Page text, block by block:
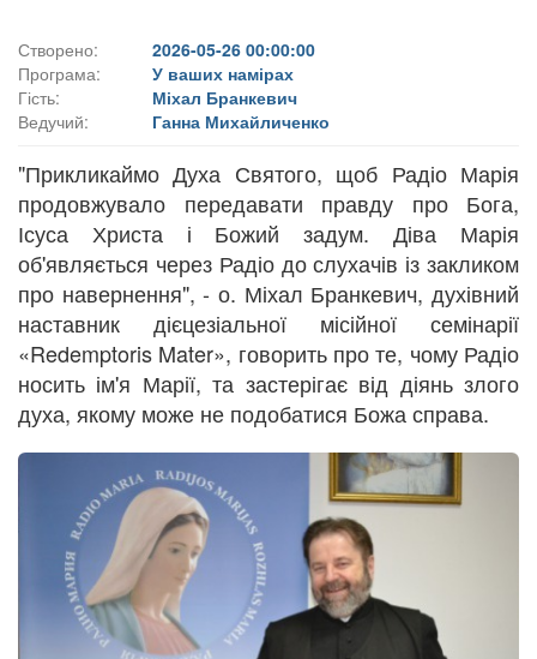
Створено:
2026-05-26 00:00:00
Програма:
У ваших намірах
Гість:
Міхал Бранкевич
Ведучий:
Ганна Михайличенко
"Прикликаймо Духа Святого, щоб Радіо Марія
продовжувало передавати правду про Бога,
Ісуса Христа і Божий задум. Діва Марія
об'являється через Радіо до слухачів із закликом
про навернення", - о. Міхал Бранкевич, духівний
наставник дієцезіальної місійної семінарії
«Redemptoris Mater», говорить про те, чому Радіо
носить ім'я Марії, та застерігає від діянь злого
духа, якому може не подобатися Божа справа.